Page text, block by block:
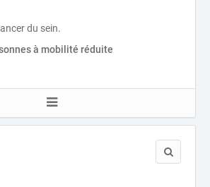
du sein.
à mobilité réduite